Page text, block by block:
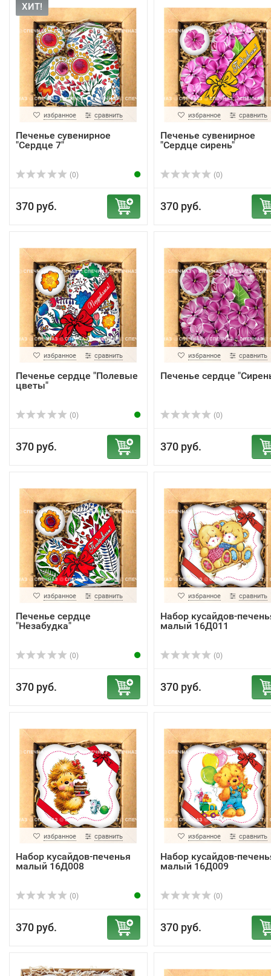
ХИТ!
избранное сравнить
Печенье сувенирное
"Сердце 7"
(0)
370 руб.
избранное сравнить
Печенье сувенирное
"Сердце сирень"
(0)
370 руб.
избранное сравнить
Печенье сердце "Полевые
цветы"
(0)
370 руб.
избранное сравнить
Печенье сердце
(0)
370 руб.
избранное сравнить
Печенье сердце
"Незабудка"
(0)
370 руб.
избранное сравнить
Набор кусайдов-
малый 16Д011
(0)
370 руб.
избранное сравнить
Набор кусайдов-печенья
малый 16Д008
(0)
370 руб.
избранное сравнить
Набор кусайдов-
малый 16Д009
(0)
370 руб.